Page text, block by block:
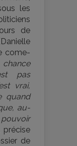
les
de
come-
pas
vrai,
quand
au-
de